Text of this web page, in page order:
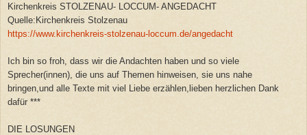
Kirchenkreis STOLZENAU- LOCCUM- ANGEDACHT
Quelle:Kirchenkreis Stolzenau
https://www.kirchenkreis-stolzenau-loccum.de/angedacht
Ich bin so froh, dass wir die Andachten haben und so viele
Sprecher(innen), die uns auf Themen hinweisen, sie uns nahe
bringen,und alle Texte mit viel Liebe erzählen,lieben herzlichen Dank
dafür ***
DIE LOSUNGEN